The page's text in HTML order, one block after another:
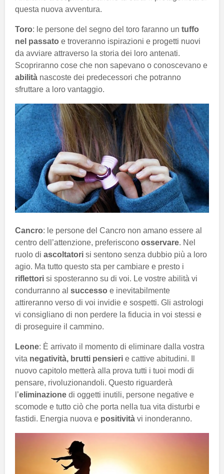
questa nuova avventura.
Toro: le persone del segno del toro faranno un tuffo
nel passato e troveranno ispirazioni e progetti nuovi
da avviare attraverso la storia dei loro antenati.
Scopriranno cose che non sapevano o conoscevano e
abilità nascoste dei predecessori che potranno
sfruttare a loro vantaggio.
Cancro: le persone del Cancro non amano essere al
centro dell’attenzione, preferiscono osservare. Nel
ruolo di ascoltatori si sentono senza dubbio più a loro
agio. Ma tutto questo sta per cambiare e presto i
riflettori si sposteranno su di voi. Le vostre abilità vi
condurranno al successo e inevitabilmente
attireranno verso di voi invidie e sospetti. Gli astrologi
vi consigliano di non perdere la fiducia in voi stessi e
di proseguire il cammino.
Leone: È arrivato il momento di eliminare dalla vostra
vita negatività, brutti pensieri e cattive abitudini. Il
nuovo capitolo metterà alla prova tutti i tuoi modi di
pensare, rivoluzionandoli. Questo riguarderà
l’eliminazione di oggetti inutili, persone negative e
scomode e tutto ciò che porta nella tua vita disturbi e
fastidi. Energia nuova e positività vi inonderanno.